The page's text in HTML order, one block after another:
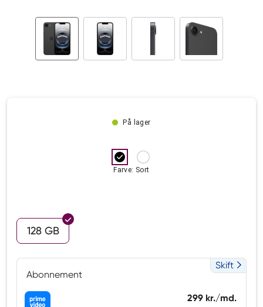
På lager
Farve: Sort
128 GB
Abonnement
Skift
299 kr./md.